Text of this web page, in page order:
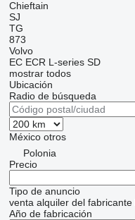
Chieftain
SJ
TG
873
Volvo
EC ECR L-series SD
mostrar todos
Ubicación
Radio de búsqueda
México otros
Polonia
Precio
Tipo de anuncio
venta alquiler del fabricante
Año de fabricación